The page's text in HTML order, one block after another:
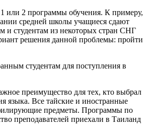
или 2 программы обучения. К примеру,
средней школы учащиеся сдают
и студентам из некоторых стран СНГ
решения данной проблемы: пройти
студентам для поступления в
преимущество для тех, кто выбрал
языка. Все тайские и иностранные
предметы. Программы по
преподавателей приехали в Таиланд